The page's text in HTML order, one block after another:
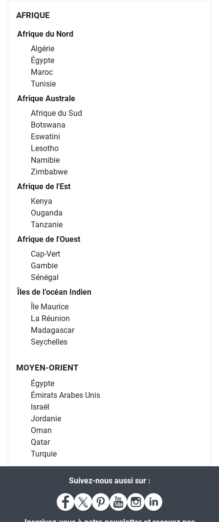
AFRIQUE
Afrique du Nord
Algérie
Égypte
Maroc
Tunisie
Afrique Australe
Afrique du Sud
Botswana
Eswatini
Lesotho
Namibie
Zimbabwe
Afrique de l'Est
Kenya
Ouganda
Tanzanie
Afrique de l'Ouest
Cap-Vert
Gambie
Sénégal
Îles de l’océan Indien
Île Maurice
La Réunion
Madagascar
Seychelles
MOYEN-ORIENT
Égypte
Émirats Arabes Unis
Israël
Jordanie
Oman
Qatar
Turquie
Suivez-nous aussi sur :